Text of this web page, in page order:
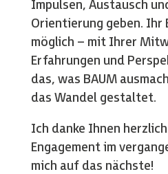
Impulsen, Austausch
Orientierung geben. Ihr
möglich – mit Ihrer
Erfahrungen und
das, was BAUM
das Wandel gestaltet.
Ich danke Ihnen
Engagement im
mich auf das nächste!